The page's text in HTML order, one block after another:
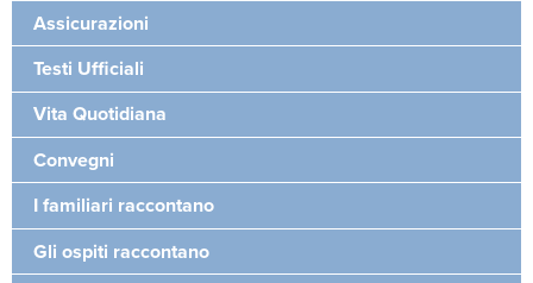
Assicurazioni
Testi Ufficiali
Vita Quotidiana
Convegni
I familiari raccontano
Gli ospiti raccontano